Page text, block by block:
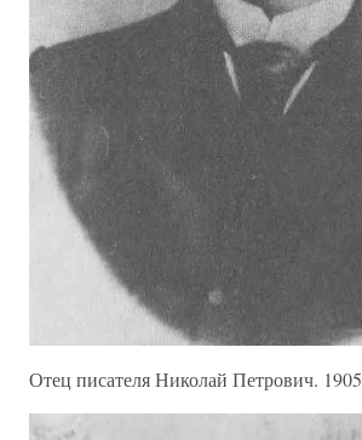
Отец писателя Николай Петрович. 1905